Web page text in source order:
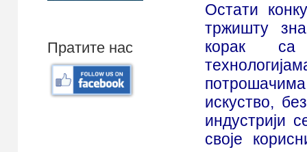
Пратите нас
Остати
тржишту
корак
искуство,
индустрији
своје